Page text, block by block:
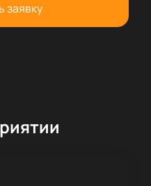
заявку